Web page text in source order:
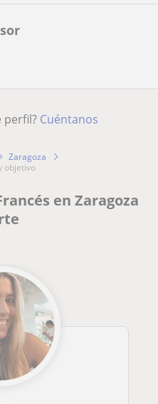
perfil? Cuéntanos
Zaragoza
objetivo
en Zaragoza